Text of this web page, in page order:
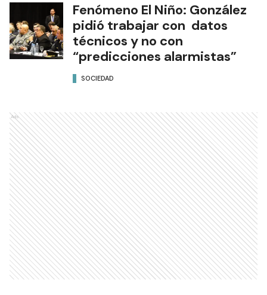
Fenómeno El Niño: González
pidió trabajar con datos
técnicos y no con
“predicciones alarmistas”
SOCIEDAD
Ads